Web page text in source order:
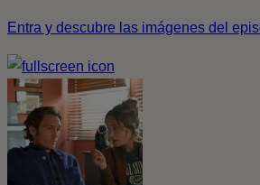
Entra y descubre las imágenes del